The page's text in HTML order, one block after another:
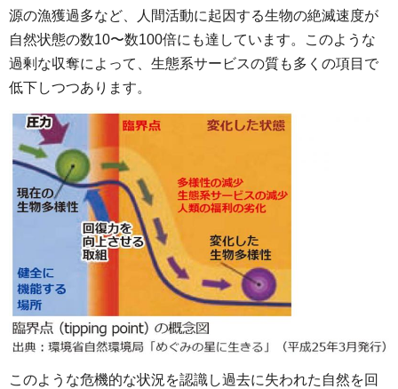
源の漁獲過多など、人間活動に起因する生物の絶滅速度が
自然状態の数10〜数100倍にも達しています。このような
過剰な収奪によって、生態系サービスの質も多くの項目で
低下しつつあります。
このような危機的な状況を認識し過去に失われた自然を回